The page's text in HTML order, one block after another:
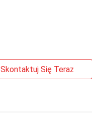
Skontaktuj Się Teraz